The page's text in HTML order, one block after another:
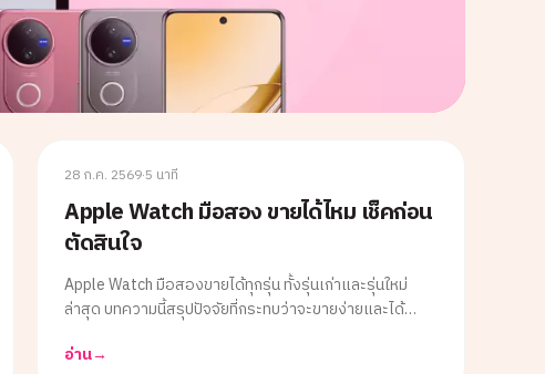
APPLE
28 ก.ค. 2569·5 นาที
Apple Watch มือสอง ขายได้ไหม เช็คก่อน
ตัดสินใจ
Apple Watch มือสองขายได้ทุกรุ่น ทั้งรุ่นเก่าและรุ่นใหม่
ล่าสุด บทความนี้สรุปปัจจัยที่กระทบว่าจะขายง่ายและได้
ตอน Unpair ที่ต้องทำก่อนขายเสมอ เพื่อไม่ให้เครื่องติด
อ่าน→